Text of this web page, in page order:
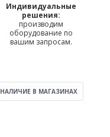
Индивидуальные
решения:
производим
оборудование по
вашим запросам.
НАЛИЧИЕ В МАГАЗИНАХ